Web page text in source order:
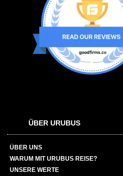
ÜBER URUBUS
ÜBER UNS
WARUM MIT URUBUS REISE?
UNSERE WERTE